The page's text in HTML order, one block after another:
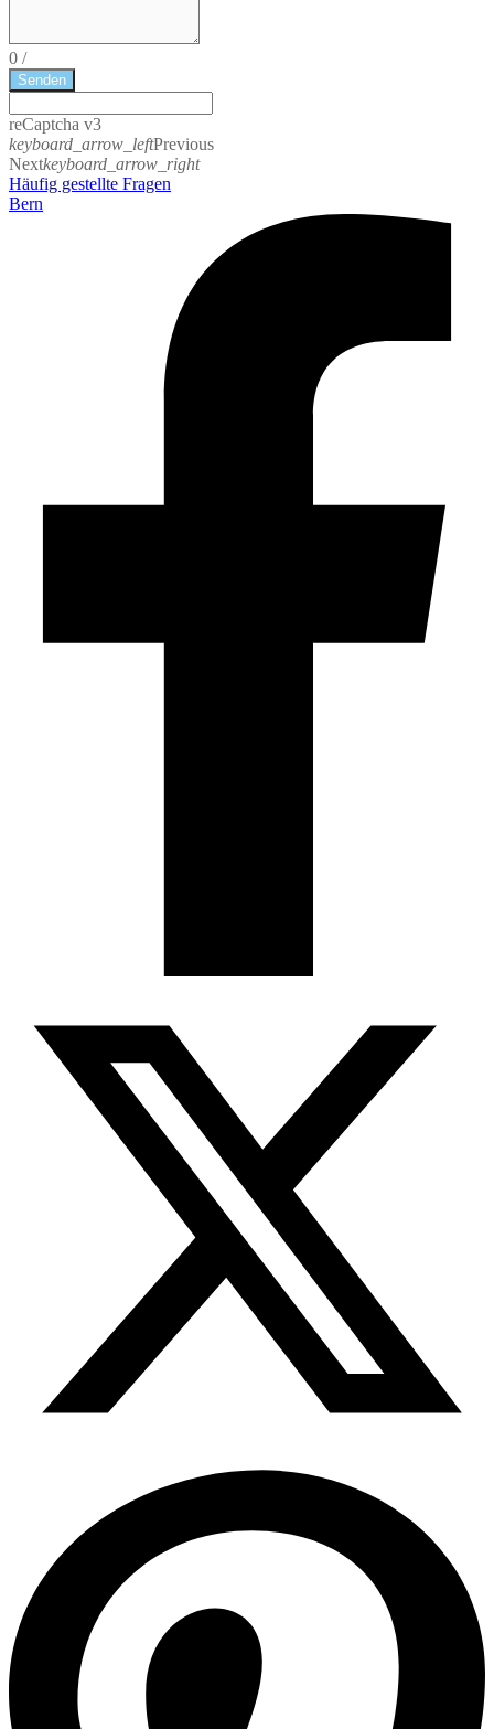
0 /
Senden
reCaptcha v3
keyboard_arrow_leftPrevious
Nextkeyboard_arrow_right
Häufig gestellte Fragen
Bern